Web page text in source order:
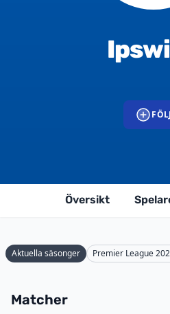
FÖLJ
Översikt
Aktuella säsonger Premier League
Matcher